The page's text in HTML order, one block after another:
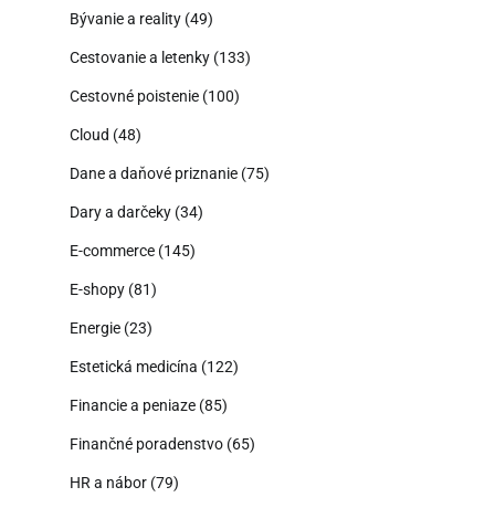
Bývanie a reality (49)
Cestovanie a letenky (133)
Cestovné poistenie (100)
Cloud (48)
Dane a daňové priznanie (75)
Dary a darčeky (34)
E-commerce (145)
E-shopy (81)
Energie (23)
Estetická medicína (122)
Financie a peniaze (85)
Finančné poradenstvo (65)
HR a nábor (79)